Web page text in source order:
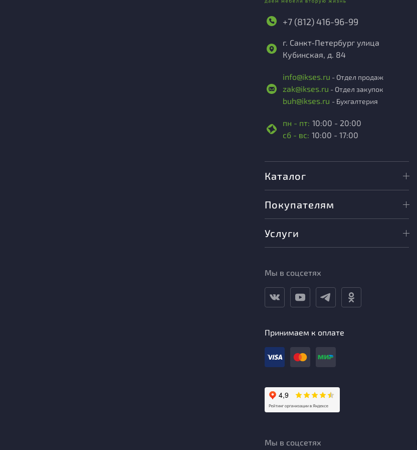
+7 (812) 416-96-99
г. Санкт-Петербург улица
Кубинская, д. 84
info@ikses.ru - Отдел продаж
zak@ikses.ru - Отдел закупок
buh@ikses.ru - Бухгалтерия
пн - пт: 10:00 - 20:00
сб - вс: 10:00 - 17:00
Каталог
Покупателям
Услуги
Мы в соцсетях
Принимаем к оплате
Мы в соцсетях